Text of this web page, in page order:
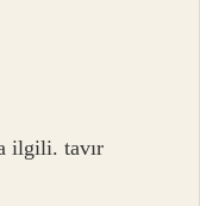
ilgili. tavır